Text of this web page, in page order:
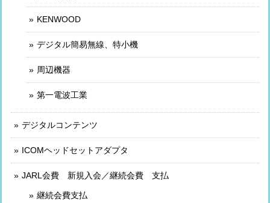
KENWOOD
デジタル簡易無線、特小機
周辺機器
第一電波工業
デジタルコンテンツ
ICOMヘッドセットアダプタ
JARL会費 新規入会／継続会費 支払
継続会費支払